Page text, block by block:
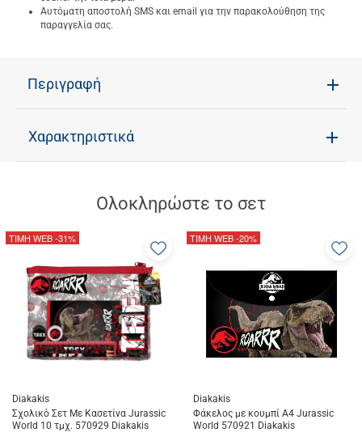
Αυτόματη αποστολή SMS και email για την παρακολούθηση της
παραγγελία σας.
Περιγραφή
Χαρακτηριστικά
Ολοκληρώστε το σετ
Diakakis
Σχολικό Σετ Με Κασετίνα Jurassic
World 10 τμχ. 570929 Diakakis
ΤΙΜΗ WEB-31%
Προσθήκη
Diakakis
Φάκελος με κουμπί Α4 Jurassic
World 570921 Diakakis
ΤΙΜΗ WEB-20%